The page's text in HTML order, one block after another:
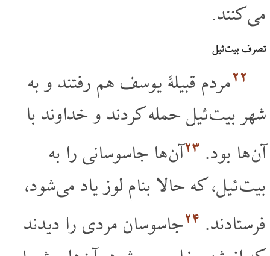
می کنند.
تصرف بیت ئیل
۲۲مردم قبیلۀ یوسف هم رفتند و به
شهر بیت ئیل حمله کردند و خداوند با
آن ها بود. ۲۳آن ها جاسوسانی را به
بیت ئیل، که حالا بنام لوز یاد می شود،
فرستادند. ۲۴جاسوسان مردی را دیدند